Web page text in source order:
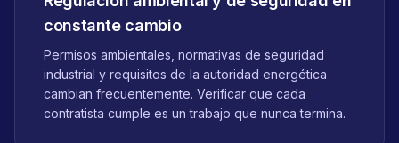
constante cambio
Permisos ambientales, normativas de seguridad
industrial y requisitos de la autoridad energética
cambian frecuentemente. Verificar que cada
contratista cumple es un trabajo que nunca termina.